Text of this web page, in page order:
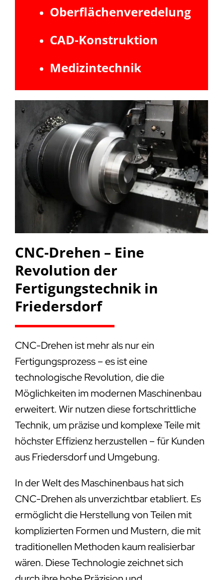
Oberflächenveredelung
CAD-Konstruktion
Medizintechnik
CNC-Drehen – Eine
Revolution der
Fertigungstechnik in
Friedersdorf
CNC-Drehen ist mehr als nur ein
Fertigungsprozess – es ist eine
technologische Revolution, die die
Möglichkeiten im modernen Maschinenbau
erweitert. Wir nutzen diese fortschrittliche
Technik, um präzise und komplexe Teile mit
höchster Effizienz herzustellen – für Kunden
aus Friedersdorf und Umgebung.
In der Welt des Maschinenbaus hat sich
CNC-Drehen als unverzichtbar etabliert. Es
ermöglicht die Herstellung von Teilen mit
komplizierten Formen und Mustern, die mit
traditionellen Methoden kaum realisierbar
wären. Diese Technologie zeichnet sich